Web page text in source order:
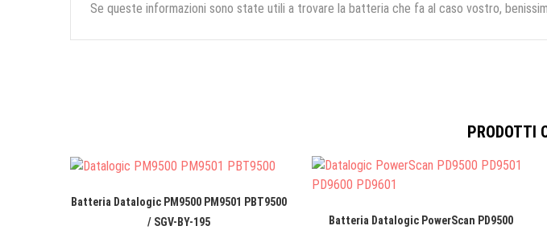
Se queste informazioni sono state utili a trovare la batteria che fa al caso vostro,
PRODOTTI
Batteria Datalogic PM9500 PM9501 PBT9500
/ SGV-BY-195
Batteria Datalogic PowerScan PD9500